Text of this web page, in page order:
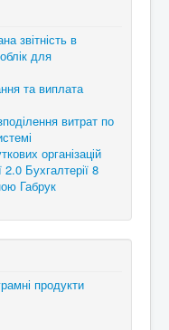
звітність в
для
та виплата
витрат по
організацій
2.0 Бухгалтерії 8
Габрук
продукти